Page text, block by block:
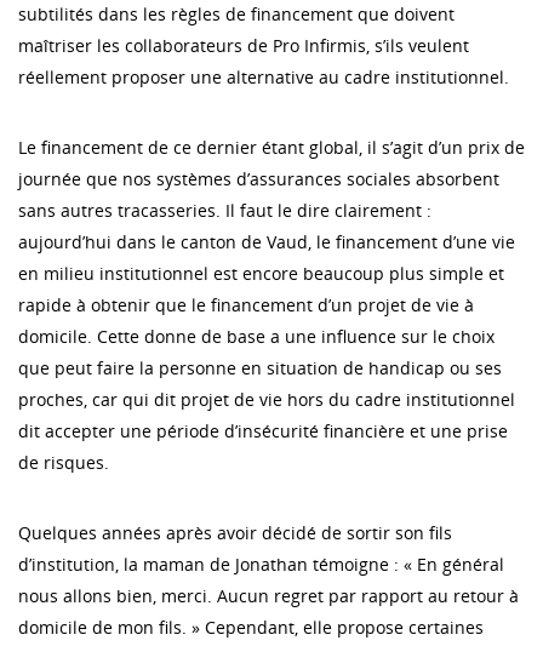
subtilités dans les règles de financement que doivent
maîtriser les collaborateurs de Pro Infirmis, s’ils veulent
réellement proposer une alternative au cadre institutionnel.
Le financement de ce dernier étant global, il s’agit d’un prix de
journée que nos systèmes d’assurances sociales absorbent
sans autres tracasseries. Il faut le dire clairement :
aujourd’hui dans le canton de Vaud, le financement d’une vie
en milieu institutionnel est encore beaucoup plus simple et
rapide à obtenir que le financement d’un projet de vie à
domicile. Cette donne de base a une influence sur le choix
que peut faire la personne en situation de handicap ou ses
proches, car qui dit projet de vie hors du cadre institutionnel
dit accepter une période d’insécurité financière et une prise
de risques.
Quelques années après avoir décidé de sortir son fils
d’institution, la maman de Jonathan témoigne : « En général
nous allons bien, merci. Aucun regret par rapport au retour à
domicile de mon fils. » Cependant, elle propose certaines